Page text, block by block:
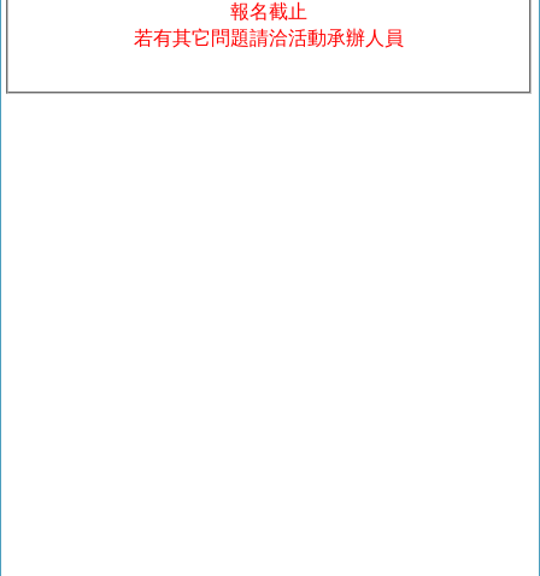
報名截止
若有其它問題請洽活動承辦人員